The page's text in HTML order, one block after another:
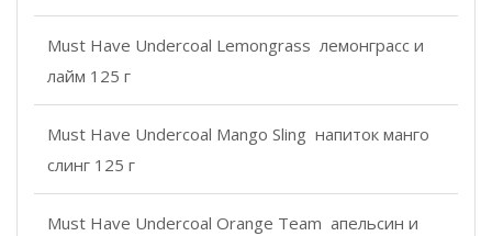
Must Have Undercoal Lemongrass лемонграсс и
лайм 125 г
Must Have Undercoal Mango Sling напиток манго
слинг 125 г
Must Have Undercoal Orange Team апельсин и